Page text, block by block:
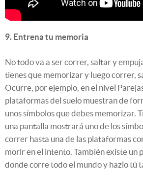
9. Entrena tu memoria
No todo va a ser correr, saltar y
tienes que memorizar y luego correr,
Ocurre, por ejemplo, en el nivel
plataformas del suelo muestran de
unos símbolos que debes memorizar.
una pantalla mostrará uno de los
correr hasta una de las plataformas
morir en el intento. También existe un
donde corre todo el mundo y hazlo tú